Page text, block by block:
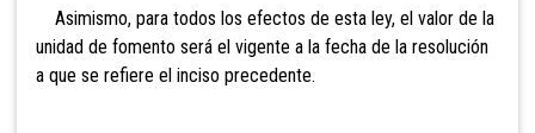
Asimismo, para todos los efectos de esta ley, el valor de la
unidad de fomento será el vigente a la fecha de la resolución
a que se refiere el inciso precedente.